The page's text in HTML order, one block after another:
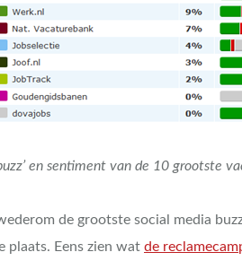
en sentiment van de 10 grootste
de grootste social media
plaats. Eens zien wat de